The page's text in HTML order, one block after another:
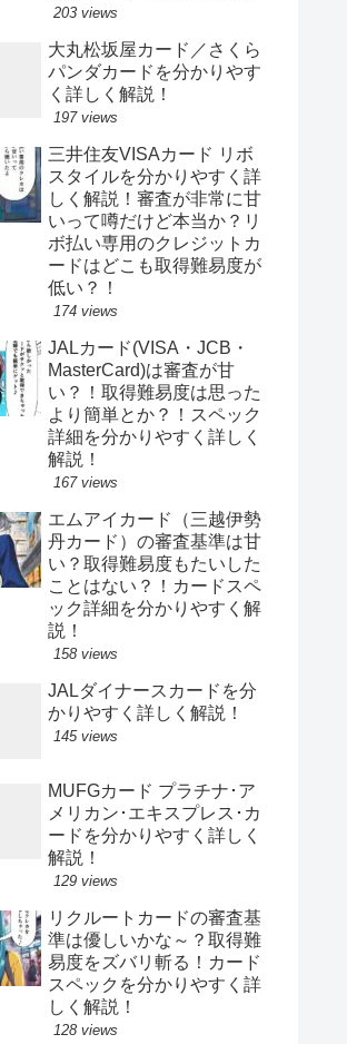
203 views
大丸松坂屋カード／さくら
パンダカードを分かりやす
く詳しく解説！
197 views
三井住友VISAカード リボ
スタイルを分かりやすく詳
しく解説！審査が非常に甘
いって噂だけど本当か？リ
ボ払い専用のクレジットカ
ードはどこも取得難易度が
低い？！
174 views
JALカード(VISA・JCB・
MasterCard)は審査が甘
い？！取得難易度は思った
より簡単とか？！スペック
詳細を分かりやすく詳しく
解説！
167 views
エムアイカード（三越伊勢
丹カード）の審査基準は甘
い？取得難易度もたいした
ことはない？！カードスペ
ック詳細を分かりやすく解
説！
158 views
JALダイナースカードを分
かりやすく詳しく解説！
145 views
MUFGカード プラチナ･ア
メリカン･エキスプレス･カ
ードを分かりやすく詳しく
解説！
129 views
リクルートカードの審査基
準は優しいかな～？取得難
易度をズバリ斬る！カード
スペックを分かりやすく詳
しく解説！
128 views